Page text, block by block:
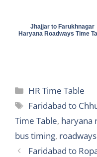
Jhajjar to Farukhnagar
Haryana Roadways Time
Categories
HR Time Table
Tags
Faridabad to
Time Table, haryana
bus timing,
Faridabad to